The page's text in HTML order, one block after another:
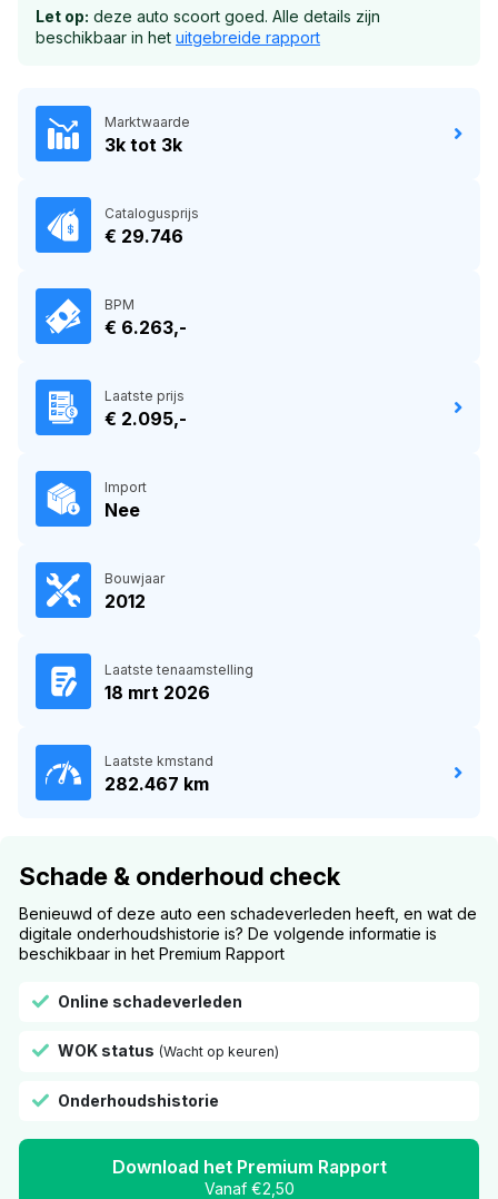
Let op: deze auto scoort goed. Alle details zijn
beschikbaar in het uitgebreide rapport
Marktwaarde
3k tot 3k
Catalogusprijs
€ 29.746
BPM
€ 6.263,-
Laatste prijs
€ 2.095,-
Import
Nee
Bouwjaar
2012
Laatste tenaamstelling
18 mrt 2026
Laatste kmstand
282.467 km
Schade & onderhoud check
Benieuwd of deze auto een schadeverleden heeft, en wat de
digitale onderhoudshistorie is? De volgende informatie is
beschikbaar in het Premium Rapport
Online schadeverleden
WOK status (Wacht op keuren)
Onderhoudshistorie
Download het Premium Rapport
Vanaf €2,50